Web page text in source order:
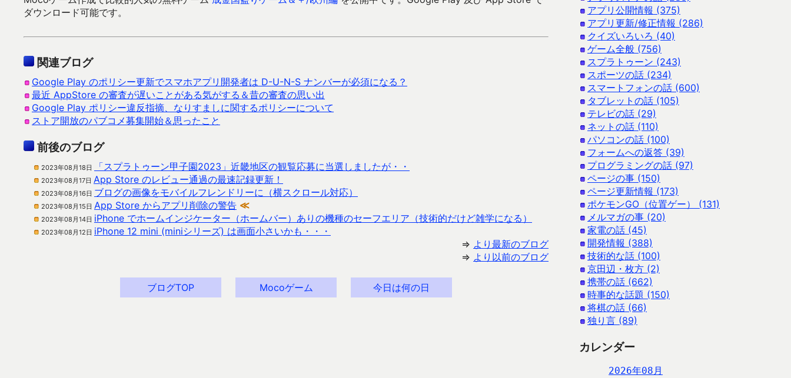
ダウンロード可能です。
関連ブログ
Google Play のポリシー更新でスマホアプリ開発者は D-U-N-S ナンバーが必須になる？
最近 AppStore の審査が遅いことがある気がする＆昔の審査の思い出
Google Play ポリシー違反指摘、なりすましに関するポリシーについて
ストア開放のパブコメ募集開始＆思ったこと
前後のブログ
2023年08月18日 「スプラトゥーン甲子園2023」近畿地区の観覧応募に当選しましたが・・
2023年08月17日 App Store のレビュー通過の最速記録更新！
2023年08月16日 ブログの画像をモバイルフレンドリーに（横スクロール対応）
2023年08月15日 App Store からアプリ削除の警告 ≪
2023年08月14日 iPhone でホームインジケーター（ホームバー）ありの機種のセーフエリア（技術的だけど雑学になる）
2023年08月12日 iPhone 12 mini (miniシリーズ) は画面小さいかも・・・
⇒ より最新のブログ
⇒ より以前のブログ
ブログTOP Mocoゲーム 今日は何の日
アプリ公開情報 (375)
アプリ更新/修正情報 (286)
クイズいろいろ (40)
ゲーム全般 (756)
スプラトゥーン (243)
スポーツの話 (234)
スマートフォンの話 (600)
タブレットの話 (105)
テレビの話 (29)
ネットの話 (110)
パソコンの話 (100)
フォームへの返答 (39)
プログラミングの話 (97)
ページの事 (150)
ページ更新情報 (173)
ポケモンGO（位置ゲー） (131)
メルマガの事 (20)
家電の話 (45)
開発情報 (388)
技術的な話 (100)
京田辺・枚方 (2)
携帯の話 (662)
時事的な話題 (150)
将棋の話 (66)
独り言 (89)
カレンダー
2026年08月